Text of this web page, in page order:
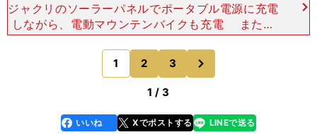
ジャクリのソーラーパネルでポータブル電源に充電
しながら、電動マウンテンバイクも充電 また、
折り畳み式のソーラーパネル「Jackery SolarSag
a 100s」につなげば、ポータブル電源自体に充
1 2 3
1 / 3
faceboo
k
いいね Xでポストする
line LINEで送る